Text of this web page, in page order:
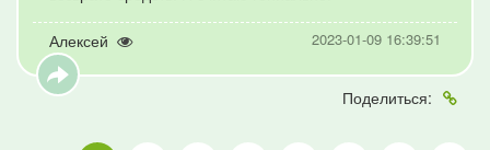
Алексей 2023-01-09 16:39:51
Поделиться: